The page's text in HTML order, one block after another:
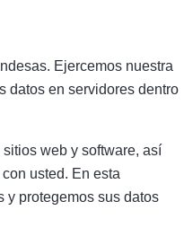
Ejercemos nuestra
datos en servidores dentro
web y software, así
usted. En esta
y protegemos sus datos